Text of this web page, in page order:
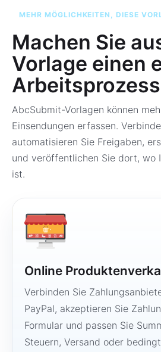
MEHR MÖGLICHKEITEN, DIESE
Machen Sie
Vorlage einen
Arbeitsprozess
AbcSubmit-Vorlagen können
Einsendungen erfassen.
automatisieren Sie Freigaben,
und veröffentlichen Sie dort, wo
ist.
Online
Verbinden Sie
PayPal, akzeptieren Sie
Formular und passen Sie
Steuern, Versand oder